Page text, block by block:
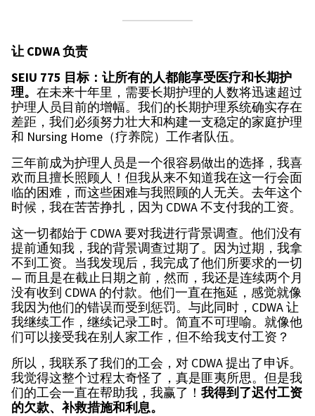
让 CDWA 负责
SEIU 775 目标：让所有的人都能享受医疗和长期护
理。 在未来十年里，需要长期护理的人数将迅速超过
护理人员目前的增幅。我们的长期护理系统确实存在
差距，我们必须努力壮大和构建一支稳定的家庭护理
和 Nursing Home（疗养院）工作者队伍。
三年前成为护理人员是一个很容易做出的选择，我喜
欢而且擅长照顾人！但我从来不知道我在这一行会面
临的困难，而这些困难与我照顾的人无关。去年这个
时候，我在苦苦挣扎，因为 CDWA 不支付我的工资。
这一切都始于 CDWA 要对我进行背景调查。他们没有
提前通知我，我的背景调查过期了。因为过期，我拿
不到工资。当我发现后，我完成了他们所要求的一切
— 而且是在截止日期之前，然而，我还是连续两个月
没有收到 CDWA 的付款。他们一直在拖延，感觉就像
我因为他们的错误而受到惩罚。与此同时，CDWA 让
我继续工作，继续记录工时。简直不可理喻。就像他
们可以接受我在别人家工作，但不给我支付工资？
所以，我联系了我们的工会，对 CDWA 提出了申诉。
我觉得这整个过程太奇怪了，真是匪夷所思。但是我
们的工会一直在帮助我，我赢了！ 我得到了迟付工资
的欠款、补救措施和利息。